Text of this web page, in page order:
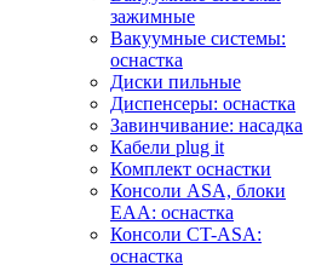
зажимные
Вакуумные системы:
оснастка
Диски пильные
Диспенсеры: оснастка
Завинчивание: насадка
Кабели plug it
Комплект оснастки
Консоли ASA, блоки
EAA: оснастка
Консоли CT-ASA:
оснастка